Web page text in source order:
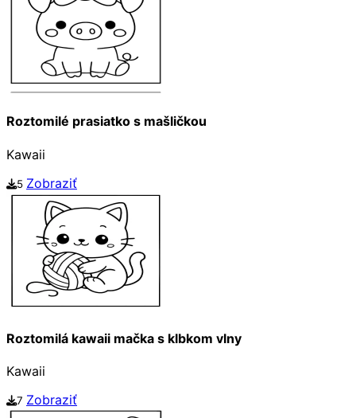
Roztomilé prasiatko s mašličkou
Kawaii
5 Zobraziť
Roztomilá kawaii mačka s klbkom vlny
Kawaii
7 Zobraziť